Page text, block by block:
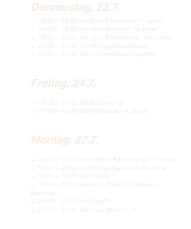
Donnerstag, 23.7.
→ 16:30 – 18:00 Uhr Ballett Teens ab 11 Jahre
→ 18:00 – 19:00 Uhr Jazz Teens ab 14 Jahre
→ 19:30 – 20:30 Uhr Jazz Erwachsene - All Levels
→ 20:30 – 21.30 Uhr HipHop Erwachsene
→ 20:30 – 21:30 Uhr Contemporary Beginner
Freitag, 24.7.
→ 10:00 – 11:00 Uhr Bodystyling
→ 17:00 – 18:00 Uhr HipHop ab 14 Jahre
Montag, 27.7.
→ 18:00 – 19:00 Uhr HipHop Advanced ab 16 Jahre
→ 19:00 – 20:00 Uhr HipHop Basics ab 14 Jahre
→ 18:00 – 19:00 Uhr Pilates
→ 19:00 – 20:00 Uhr Step Aerobic / Workout
Beginner
→ 20:00 – 21:00 Uhr BackFit
→ 20:15 – 21:45 Uhr Yoga Stufe I + II